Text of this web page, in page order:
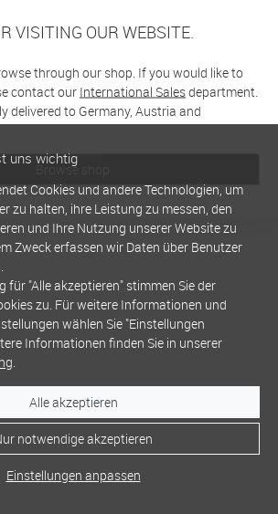
VISITING OUR WEBSITE.
through our shop. If you would like to
contact our International Salesdepartment.
delivered to Germany, Austria and
Browse shop
uns wichtig
Cookies und andere Technologien, um
zu halten, ihre Leistung zu messen, den
und Ihre Nutzung unserer Website zu
Zweck erfassen wir Daten über Benutzer
für "Alle akzeptieren" stimmen Sie der
zu. Für weitere Informationen und
wählen Sie "Einstellungen
Informationen finden Sie in unserer
.
Alle akzeptieren
notwendige akzeptieren
Einstellungen anpassen